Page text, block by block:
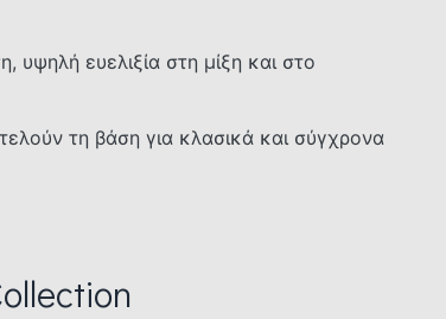
υψηλή ευελιξία στη μίξη και στο
τη βάση για κλασικά και σύγχρονα